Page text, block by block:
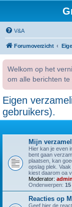
V&A
Forumoverzicht
Welkom op het
om alle berichten te
Eigen
gebruikers).
Mijn
Hier kan je even
bent gaan
plaatsen, kan
opslag plek.
kiest daarom oa
Moderator: admin
Onderwerpen: 15
Reacties op
Geef hier de